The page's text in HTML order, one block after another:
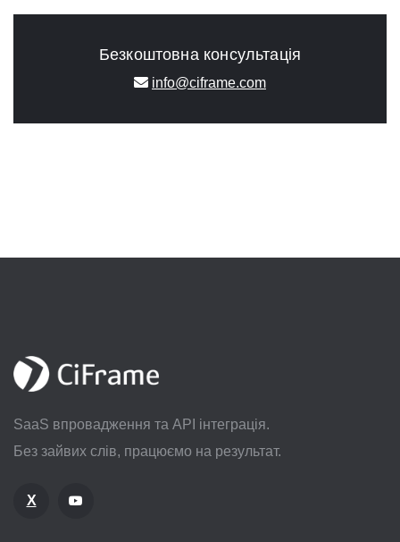
Безкоштовна консультація
info@ciframe.com
SaaS впровадження та API інтеграція.
Без зайвих слів, працюємо на результат.
X